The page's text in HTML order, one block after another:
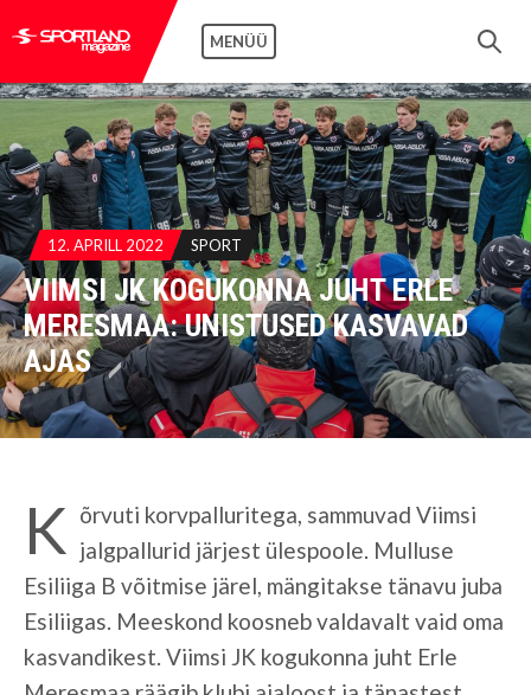
MENÜÜ
12. APRILL 2022 SPORT
VIIMSI JK KOGUKONNA JUHT ERLE
MERESMAA: UNISTUSED KASVAVAD
AJAS
K õrvuti korvpalluritega, sammuvad Viimsi
jalgpallurid järjest ülespoole. Mulluse
Esiliiga B võitmise järel, mängitakse tänavu juba
Esiliigas. Meeskond koosneb valdavalt vaid oma
kasvandikest. Viimsi JK kogukonna juht Erle